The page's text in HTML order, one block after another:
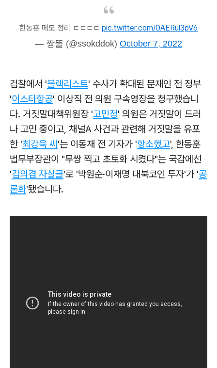
한동훈 메모 정리 ㄷㄷㄷㄷ pic.twitter.com/0AERul3pV6
— 짱똘 (@ssokddok) October 7, 2022
검찰에서 '블랙리스트' 수사가 확대된 문재인 전 정부
'이스타항공' 이상직 전 의원 구속영장을 청구했습니
다. 거짓말대책위원장 '고민정' 의원은 거짓말이 드러
나 고민 중이고, 채널A 사건과 관련해 거짓말을 유포
한 '최강욱 씨 '는 이동재 전 기자가 '항소했고', 한동훈
법무부장관이 "무쌍 찍고 초토화 시켰다"는 국감에선
'김의겸 자살골'로 '박원순·이재명 대북코인 투자'가 '공
론화'됐습니다.